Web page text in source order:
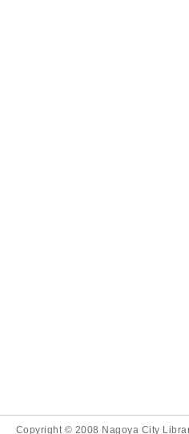
Copyright © 2008 Nagoya City